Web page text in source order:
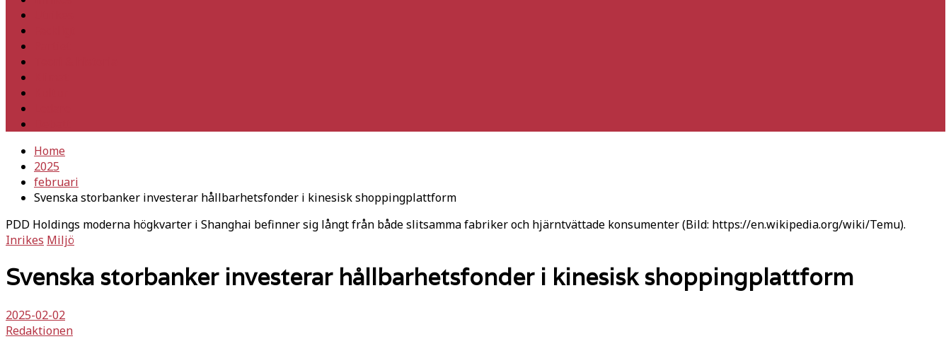
Home
2025
februari
Svenska storbanker investerar hållbarhetsfonder i kinesisk shoppingplattform
PDD Holdings moderna högkvarter i Shanghai befinner sig långt från både slitsamma fabriker och hjärntvättade konsumenter (Bild: https://en.wikipedia.org/wiki/Temu).
Inrikes Miljö
Svenska storbanker investerar hållbarhetsfonder i kinesisk shoppingplattform
2025-02-02
Redaktionen